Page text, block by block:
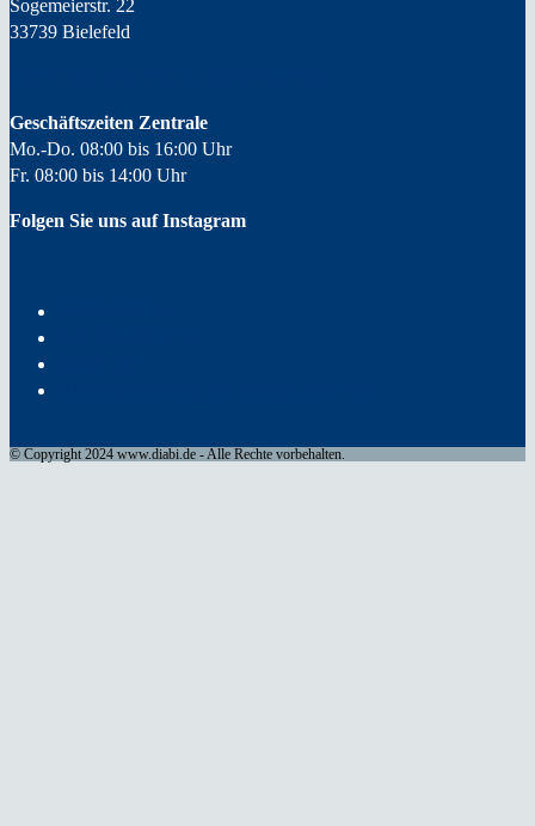
Sogemeierstr. 22
33739 Bielefeld
Geschäftszeiten Zentrale
Mo.-Do. 08:00 bis 16:00 Uhr
Fr. 08:00 bis 14:00 Uhr
Folgen Sie uns auf Instagram
© Copyright 2024 www.diabi.de - Alle Rechte vorbehalten.